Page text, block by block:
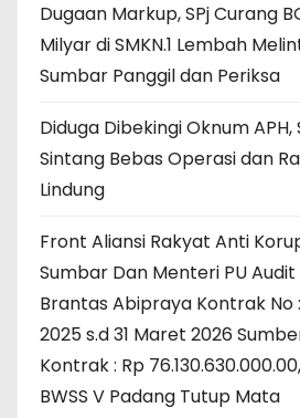
Dugaan Markup, SPj Curang
Milyar di SMKN.1 Lembah
Sumbar Panggil dan Periksa
Diduga Dibekingi Oknum
Sintang Bebas Operasi dan
Lindung
Front Aliansi Rakyat Anti
Sumbar Dan Menteri PU
Brantas Abipraya Kontrak No
2025 s.d 31 Maret 2026
Kontrak : Rp
BWSS V Padang Tutup Mata